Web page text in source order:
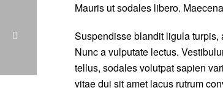
Mauris ut sodales libero.
Suspendisse blandit ligula
Nunc a vulputate lectus.
tellus, sodales volutpat sapien
vitae dui sit amet lacus rutrum